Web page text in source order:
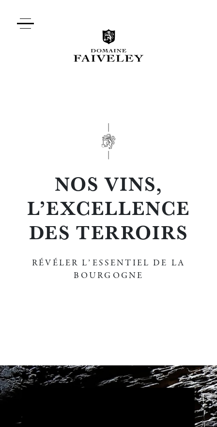
NOS VINS,
L’EXCELLENCE
DES TERROIRS
RÉVÉLER L’ESSENTIEL DE LA
BOURGOGNE